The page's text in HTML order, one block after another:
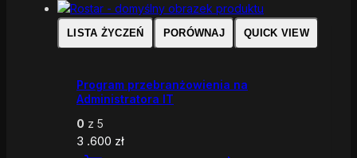
LISTA ŻYCZEŃ PORÓWNAJ QUICK VIEW
Program przebranżowienia na
Administratora IT
0 z 5
3 .600 zł